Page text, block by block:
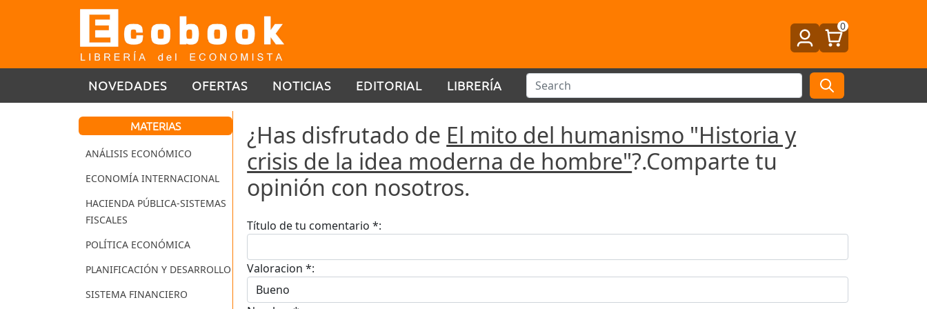
0
NOVEDADES OFERTAS NOTICIAS EDITORIAL LIBRERÍA
MATERIAS
ANÁLISIS ECONÓMICO
ECONOMÍA INTERNACIONAL
HACIENDA PÚBLICA-SISTEMAS
FISCALES
POLÍTICA ECONÓMICA
PLANIFICACIÓN Y DESARROLLO
SISTEMA FINANCIERO
¿Has disfrutado de El mito del humanismo "Historia y
crisis de la idea moderna de hombre"?.Comparte tu
opinión con nosotros.
Título de tu comentario *:
Valoracion *: